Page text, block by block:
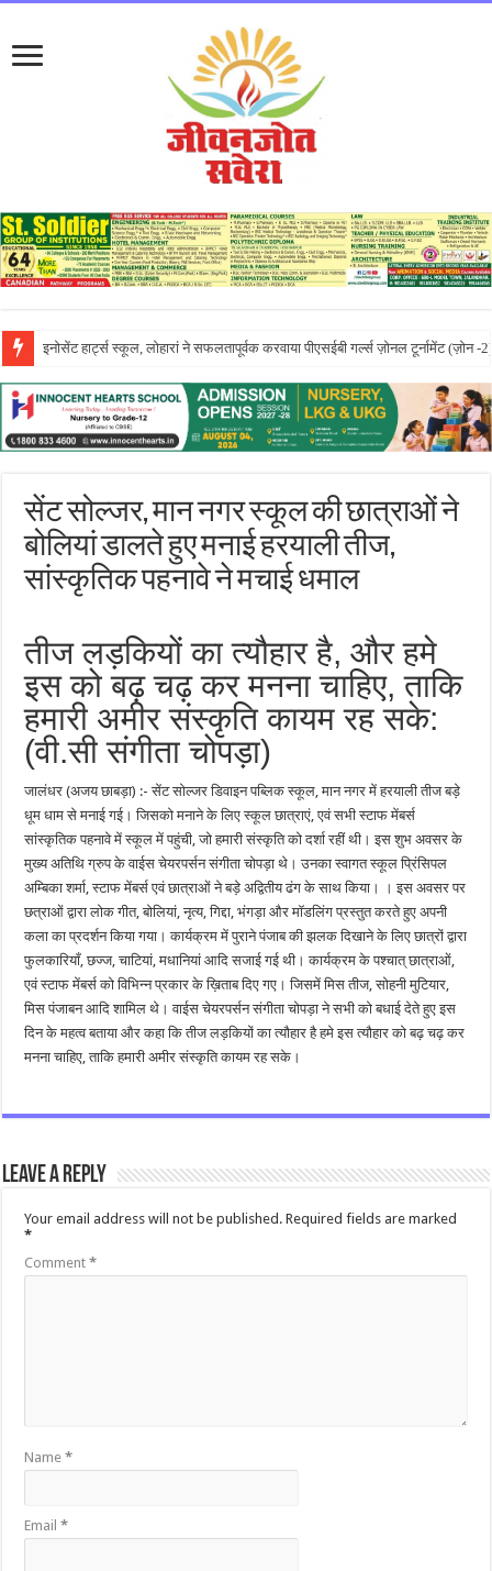
लायलपुर खालसा कॉलेज फॉर विमेन, जालंधर की पूनम ने GNDU यूनिवर्सिटी एग्जाम में चौथा
सेंट सोल्जर, मान नगर स्कूल की छात्राओं ने
बोलियां डालते हुए मनाई हरयाली तीज,
सांस्कृतिक पहनावे ने मचाई धमाल
तीज लड़कियों का त्यौहार है, और हमे
इस को बढ़ चढ़ कर मनना चाहिए, ताकि
हमारी अमीर संस्कृति कायम रह सके:
(वी.सी संगीता चोपड़ा)
जालंधर (अजय छाबड़ा) :- सेंट सोल्जर डिवाइन पब्लिक स्कूल, मान नगर में हरयाली तीज बड़े
धूम धाम से मनाई गई। जिसको मनाने के लिए स्कूल छात्राएं, एवं सभी स्टाफ मेंबर्स
सांस्कृतिक पहनावे में स्कूल में पहुंची, जो हमारी संस्कृति को दर्शा रहीं थी। इस शुभ अवसर के
मुख्य अतिथि ग्रुप के वाईस चेयरपर्सन संगीता चोपड़ा थे। उनका स्वागत स्कूल प्रिंसिपल
अम्बिका शर्मा, स्टाफ मेंबर्स एवं छात्राओं ने बड़े अद्वितीय ढंग के साथ किया। । इस अवसर पर
छत्राओं द्वारा लोक गीत, बोलियां, नृत्य, गिद्दा, भंगड़ा और मॉडलिंग प्रस्तुत करते हुए अपनी
कला का प्रदर्शन किया गया। कार्यक्रम में पुराने पंजाब की झलक दिखाने के लिए छात्रों द्वारा
फुलकारियाँ, छज्ज, चाटियां, मधानियां आदि सजाई गई थी। कार्यक्रम के पश्चात् छात्राओं,
एवं स्टाफ मेंबर्स को विभिन्न प्रकार के ख़िताब दिए गए। जिसमें मिस तीज, सोहनी मुटियार,
मिस पंजाबन आदि शामिल थे। वाईस चेयरपर्सन संगीता चोपड़ा ने सभी को बधाई देते हुए इस
दिन के महत्व बताया और कहा कि तीज लड़कियों का त्यौहार है हमे इस त्यौहार को बढ़ चढ़ कर
मनना चाहिए, ताकि हमारी अमीर संस्कृति कायम रह सके।
Leave a Reply
Your email address will not be published. Required fields are marked
*
Comment*
Name*
Email*